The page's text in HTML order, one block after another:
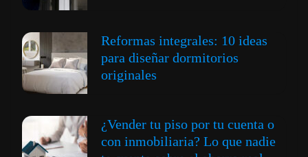
Reformas integrales: 10 ideas
para diseñar dormitorios
originales
¿Vender tu piso por tu cuenta o
con inmobiliaria? Lo que nadie